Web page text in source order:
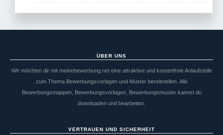
ÜBER UNS
Wir möchten dir mit meinebewerbung.net eine attraktive und kostenfreie Anlaufstelle
zum Thema Bewerbungsvorlagen und Muster bereitstellen. Alle
Bewerbungsmappen, Bewerbungsvorlagen, Bewerbungsmuster kannst du
downloaden und bearbeiten.
VERTRAUEN UND SICHERHEIT